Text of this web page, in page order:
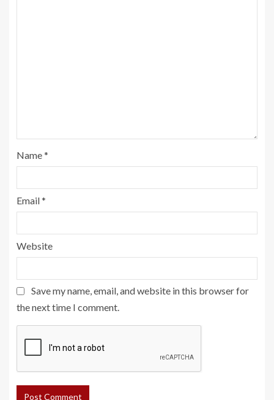
Name*
Email*
Website
Save my name, email, and website in this browser for
the next time I comment.